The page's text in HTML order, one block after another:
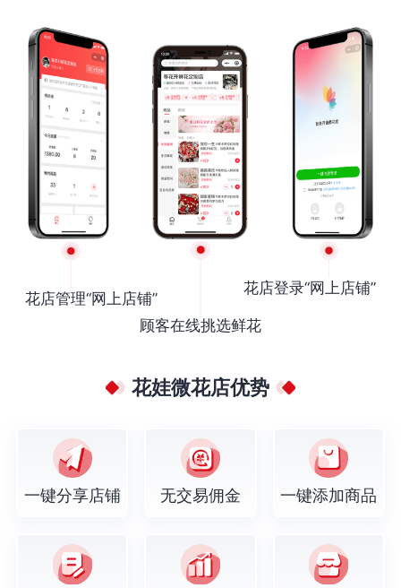
花店管理“网上店铺”
顾客在线挑选鲜花
花店登录“网上店铺”
花娃微花店优势
一键分享店铺 无交易佣金 一键添加商品